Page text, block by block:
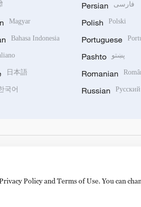
Magyar
Bahasa Indonesia
日本語
국어
Persian فارسی
Polish Polski
Portuguese
Pashto پښتو
Romanian
Russian Русский
Policy and Terms of Use. You can